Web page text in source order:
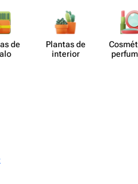
de
Plantas de
interior